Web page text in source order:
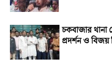
চকবাজার থানা
প্রদর্শন ও বিজয়